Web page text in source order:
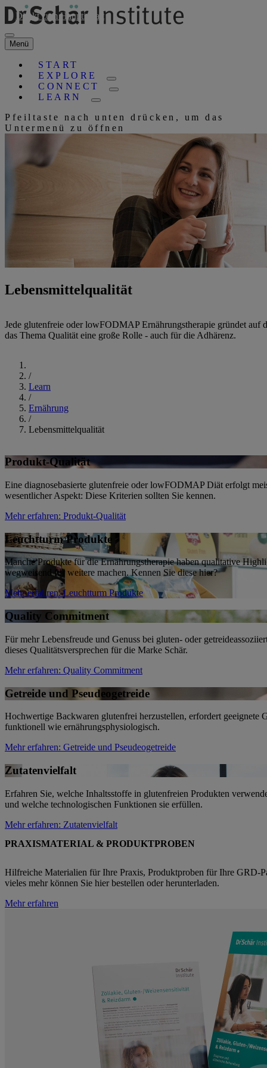
Direkt zum Hauptinhalt
Menü
START
EXPLORE
CONNECT
LEARN
Pfeiltaste nach unten drücken, um das
Untermenü zu öffnen
Lebensmittelqualität
Jede glutenfreie oder lowFODMAP Ernährungstherapie gründet auf
das Thema Qualität eine große Rolle - auch für die Adhärenz.
/
Learn
/
Ernährung
/
Lebensmittelqualität
Produkt-Qualität
Eine diagnosebasierte glutenfreie oder lowFODMAP Diät erfolgt
wesentlicher Aspekt: Diese Kriterien sollten Sie kennen.
Mehr erfahren: Produkt-Qualität
Leuchtturm Produkte
Manche Produkte für die Ernährungstherapie haben qualitative
wegweisend für weitere machen. Kennen Sie diese hier?
Mehr erfahren: Leuchtturm Produkte
Quality Commitment
Für mehr Lebensfreude und Genuss bei gluten- oder
dieses Qualitätsversprechen für die Marke Schär.
Mehr erfahren: Quality Commitment
Getreide und Pseudeogetreide
Hochwertige Backwaren glutenfrei herzustellen, erfordert geeignete
funktionell wie ernährungsphysiologisch.
Mehr erfahren: Getreide und Pseudeogetreide
Zutatenvielfalt
Erfahren Sie, welche Inhaltsstoffe in glutenfreien Produkten
und welche technologischen Funktionen sie erfüllen.
Mehr erfahren: Zutatenvielfalt
PRAXISMATERIAL & PRODUKTPROBEN
Hilfreiche Materialien für Ihre Praxis, Produktproben für Ihre GRD-
vieles mehr können Sie hier bestellen oder herunterladen.
Mehr erfahren